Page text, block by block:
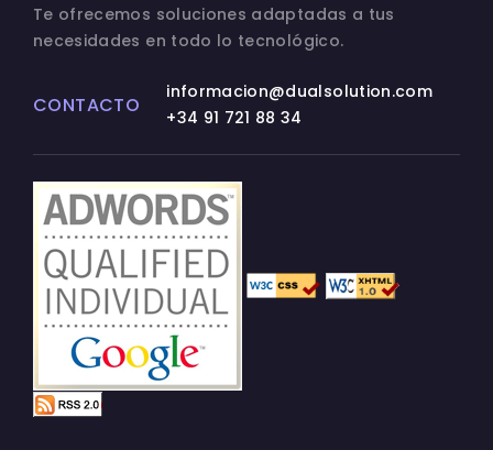
Te ofrecemos soluciones adaptadas a tus
necesidades en todo lo tecnológico.
CONTACTO
informacion@dualsolution.com
+34 91 721 88 34